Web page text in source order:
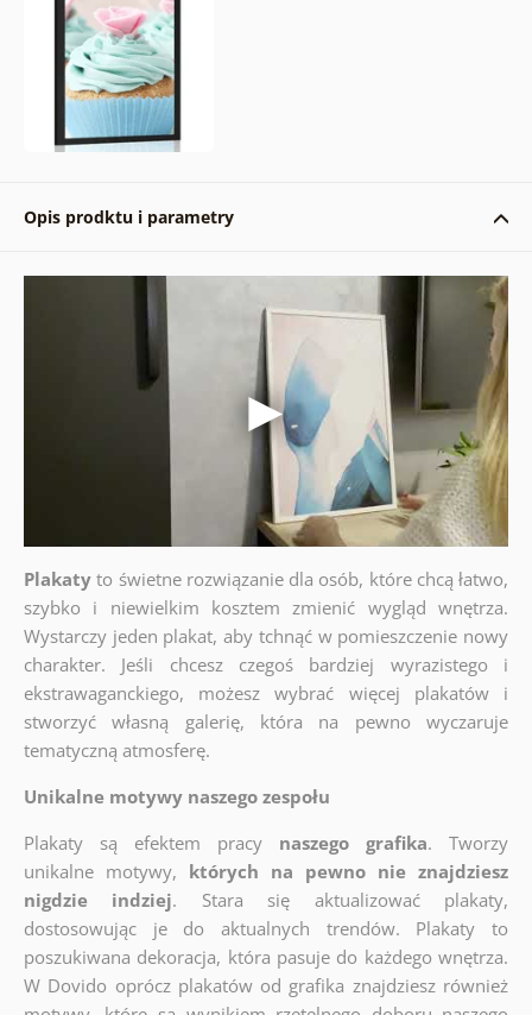
Opis prodktu i parametry
Plakaty to świetne rozwiązanie dla osób, które chcą łatwo,
szybko i niewielkim kosztem zmienić wygląd wnętrza.
Wystarczy jeden plakat, aby tchnąć w pomieszczenie nowy
charakter. Jeśli chcesz czegoś bardziej wyrazistego i
ekstrawaganckiego, możesz wybrać więcej plakatów i
stworzyć własną galerię, która na pewno wyczaruje
tematyczną atmosferę.
Unikalne motywy naszego zespołu
Plakaty są efektem pracy
naszego grafika. Tworzy
unikalne motywy, których na pewno nie znajdziesz
nigdzie indziej. Stara się aktualizować plakaty,
dostosowując je do aktualnych trendów. Plakaty to
poszukiwana dekoracja, która pasuje do każdego wnętrza.
W Dovido oprócz plakatów od grafika znajdziesz również